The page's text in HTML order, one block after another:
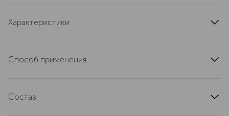
Характеристики
тип кожи
Способ применения
образования пены. Смыть теплой водой.
Состав